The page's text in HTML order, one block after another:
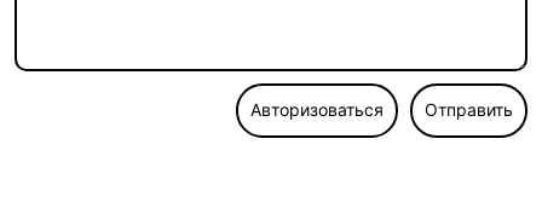
Авторизоваться Отправить